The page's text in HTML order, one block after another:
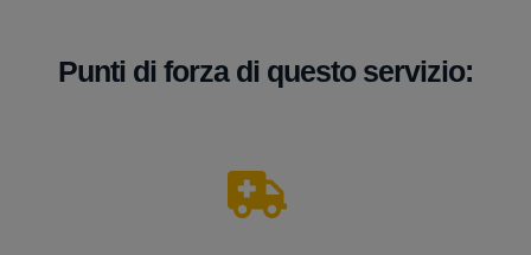
Punti di forza di questo servizio: